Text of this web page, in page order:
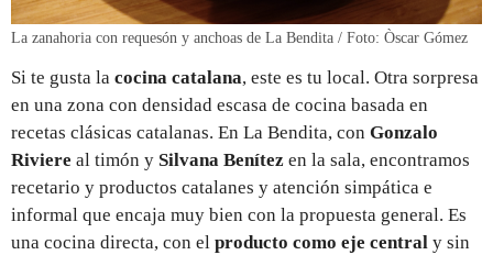
La zanahoria con requesón y anchoas de La Bendita / Foto: Òscar Gómez
Si te gusta la cocina catalana, este es tu local. Otra sorpresa
en una zona con densidad escasa de cocina basada en
recetas clásicas catalanas. En La Bendita, con Gonzalo
Riviere al timón y Silvana Benítez en la sala, encontramos
recetario y productos catalanes y atención simpática e
informal que encaja muy bien con la propuesta general. Es
una cocina directa, con el producto como eje central y sin